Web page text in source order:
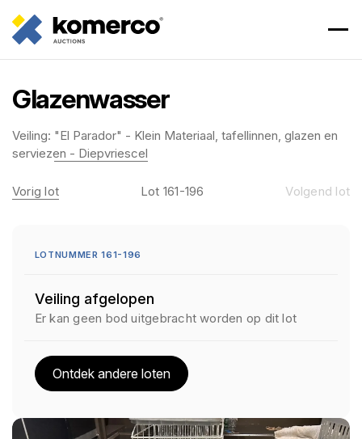
Glazenwasser
Veiling: "El Parador" - Klein Materiaal, tafellinnen, glazen en
serviezen - Diepvriescel
Vorig lot Lot 161-196 Volgend lot
LOTNUMMER 161-196
Veiling afgelopen
Er kan geen bod uitgebracht worden op dit lot
Ontdek andere loten